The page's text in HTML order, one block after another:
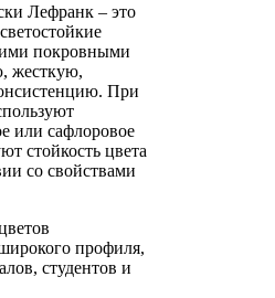
Лефранк – это
покровными
жесткую,
При
или сафлоровое
стойкость цвета
со свойствами
профиля,
студентов и